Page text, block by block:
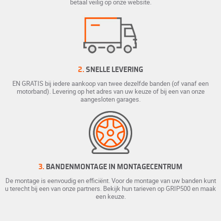
betaal veilig op onze website.
2. SNELLE LEVERING
EN GRATIS bij iedere aankoop van twee dezelfde banden (of vanaf een
motorband). Levering op het adres van uw keuze of bij een van onze
aangesloten garages.
3. BANDENMONTAGE IN MONTAGECENTRUM
De montage is eenvoudig en efficiënt. Voor de montage van uw banden kunt
u terecht bij een van onze partners. Bekijk hun tarieven op GRIP500 en maak
een keuze.